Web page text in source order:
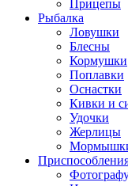
Прицепы
Рыбалка
Ловушки
Блесны
Кормушки
Поплавки
Оснастки
Кивки и
Удочки
Жерлицы